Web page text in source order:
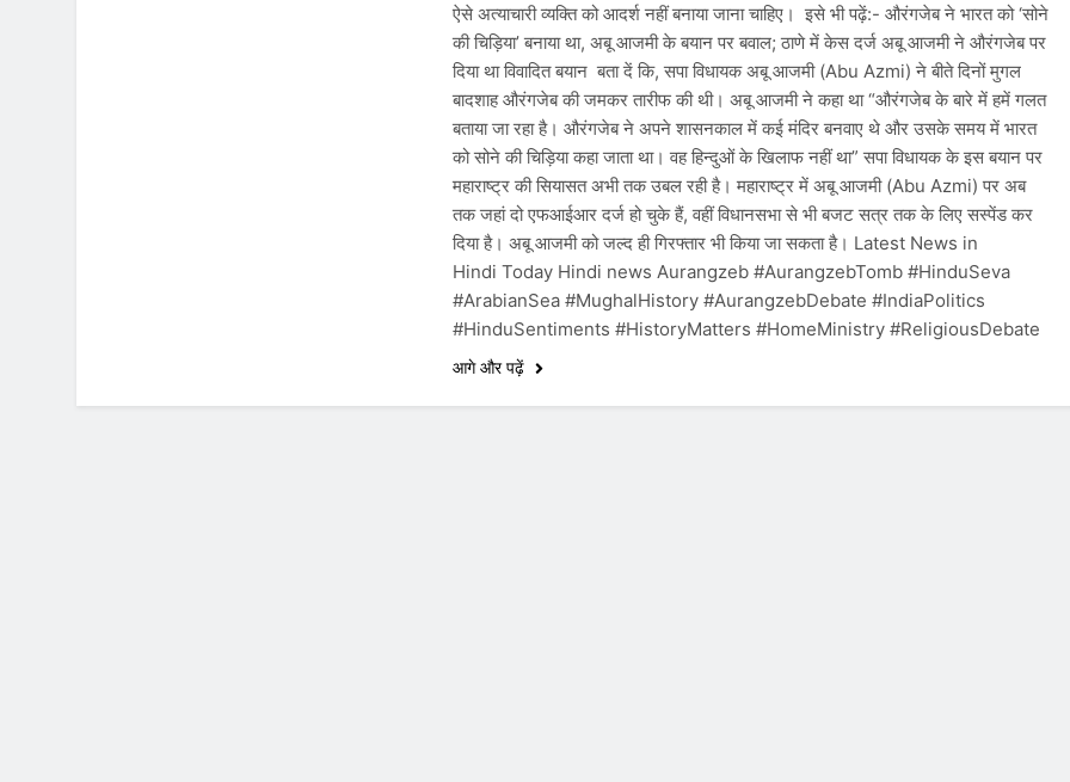
ऐसे अत्याचारी व्यक्ति को आदर्श नहीं बनाया जाना चाहिए। इसे भी पढ़ें:- औरंगजेब ने भारत को ‘सोने
की चिड़िया’ बनाया था, अबू आजमी के बयान पर बवाल; ठाणे में केस दर्ज अबू आजमी ने औरंगजेब पर
दिया था विवादित बयान बता दें कि, सपा विधायक अबू आजमी (Abu Azmi) ने बीते दिनों मुगल
बादशाह औरंगजेब की जमकर तारीफ की थी। अबू आजमी ने कहा था “औरंगजेब के बारे में हमें गलत
बताया जा रहा है। औरंगजेब ने अपने शासनकाल में कई मंदिर बनवाए थे और उसके समय में भारत
को सोने की चिड़िया कहा जाता था। वह हिन्दुओं के खिलाफ नहीं था” सपा विधायक के इस बयान पर
महाराष्ट्र की सियासत अभी तक उबल रही है। महाराष्ट्र में अबू आजमी (Abu Azmi) पर अब
तक जहां दो एफआईआर दर्ज हो चुके हैं, वहीं विधानसभा से भी बजट सत्र तक के लिए सस्पेंड कर
दिया है। अबू आजमी को जल्द ही गिरफ्तार भी किया जा सकता है। Latest News in
Hindi Today Hindi news Aurangzeb #AurangzebTomb #HinduSeva
#ArabianSea #MughalHistory #AurangzebDebate #IndiaPolitics
#HinduSentiments #HistoryMatters #HomeMinistry #ReligiousDebate
आगे और पढ़ें